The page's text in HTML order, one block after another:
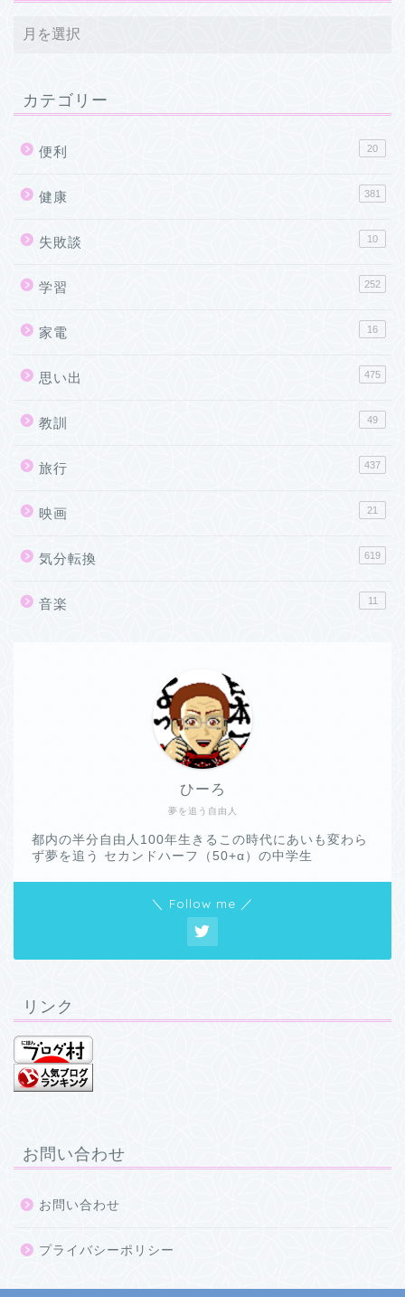
カテゴリー
便利 20
健康 381
失敗談 10
学習 252
家電 16
思い出 475
教訓 49
旅行 437
映画 21
気分転換 619
音楽 11
夢を追う自由人
ひーろ
都内の半分自由人100年生きるこの時代にあいも変わら
ず夢を追う セカンドハーフ（50+α）の中学生
＼ Follow me ／
リンク
お問い合わせ
お問い合わせ
プライバシーポリシー